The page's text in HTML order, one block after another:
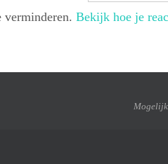
verminderen. Bekijk hoe je